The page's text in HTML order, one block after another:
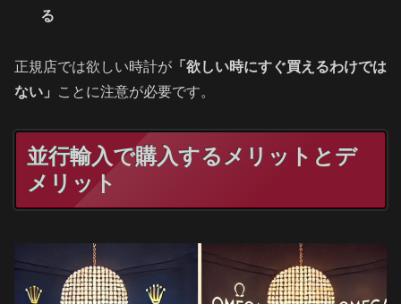
る
正規店では欲しい時計が 「欲しい時にすぐ買えるわけでは
ない」
ことに注意が必要です。
並行輸入で購入するメリットとデ
メリット